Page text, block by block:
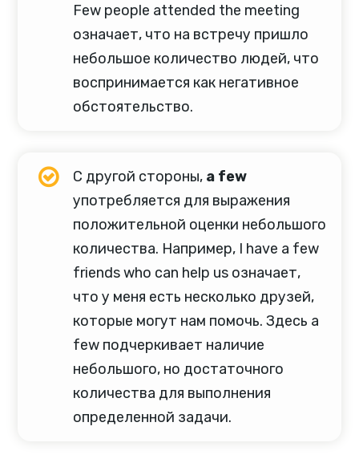
Few people attended the meeting
означает, что на встречу пришло
небольшое количество людей, что
воспринимается как негативное
обстоятельство.
С другой стороны, a few
употребляется для выражения
положительной оценки небольшого
количества. Например, I have a few
friends who can help us означает,
что у меня есть несколько друзей,
которые могут нам помочь. Здесь a
few подчеркивает наличие
небольшого, но достаточного
количества для выполнения
определенной задачи.